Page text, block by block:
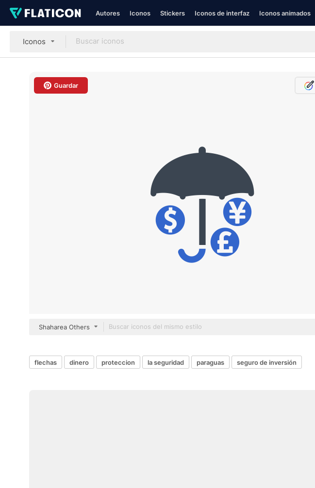
Autores Iconos Stickers Iconos de interfaz Iconos animados
Iconos
Guardar
Shaharea Others
flechas dinero proteccion la seguridad paraguas seguro de inversión